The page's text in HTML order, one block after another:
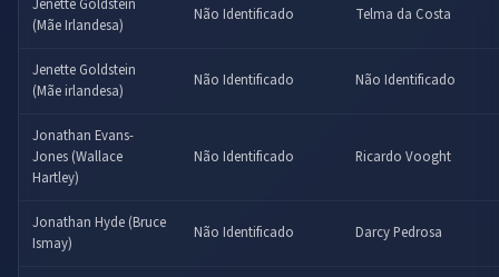
Jenette Goldstein
(Mãe Irlandesa)
Não Identificado Telma da Costa
Jenette Goldstein
(Mãe irlandesa)
Não Identificado Não Identificado
Jonathan Evans-
Jones (Wallace
Hartley)
Não Identificado Ricardo Vooght
Jonathan Hyde (Bruce
Ismay)
Não Identificado Darcy Pedrosa